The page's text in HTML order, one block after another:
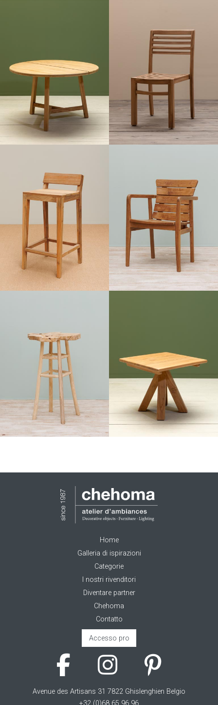
Home
Galleria di ispirazioni
Categorie
I nostri rivenditori
Diventare partner
Chehoma
Contatto
Accesso pro
Avenue des Artisans 31 7822 Ghislenghien Belgio